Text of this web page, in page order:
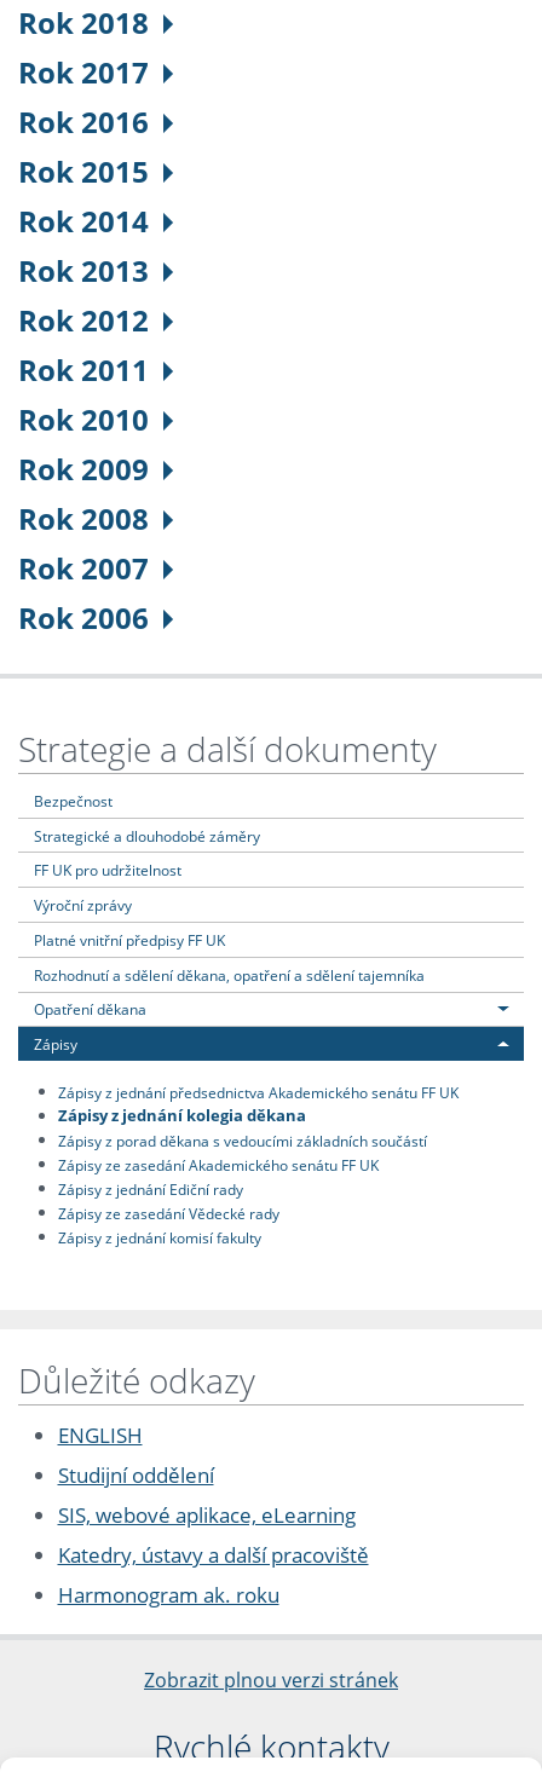
Rok 2018
Rok 2017
Rok 2016
Rok 2015
Rok 2014
Rok 2013
Rok 2012
Rok 2011
Rok 2010
Rok 2009
Rok 2008
Rok 2007
Rok 2006
Strategie a další dokumenty
Bezpečnost
Strategické a dlouhodobé záměry
FF UK pro udržitelnost
Výroční zprávy
Platné vnitřní předpisy FF UK
Rozhodnutí a sdělení děkana, opatření a sdělení tajemníka
Opatření děkana
Zápisy
Zápisy z jednání předsednictva Akademického senátu FF UK
Zápisy z jednání kolegia děkana
Zápisy z porad děkana s vedoucími základních součástí
Zápisy ze zasedání Akademického senátu FF UK
Zápisy z jednání Ediční rady
Zápisy ze zasedání Vědecké rady
Zápisy z jednání komisí fakulty
Důležité odkazy
ENGLISH
Studijní oddělení
SIS, webové aplikace, eLearning
Katedry, ústavy a další pracoviště
Harmonogram ak. roku
Zobrazit plnou verzi stránek
Rychlé kontakty